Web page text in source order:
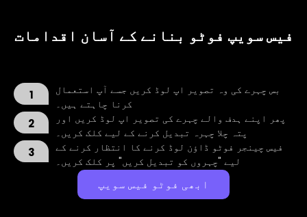
فیس سویپ فوٹو بنانے کے آسان اقدامات
1
بس چہرے کی وہ تصویر اپ لوڈ کریں جسے آپ استعمال
کرنا چاہتے ہیں۔
2
پھر اپنے ہدف والے چہرے کی تصویر اپ لوڈ کریں اور
پتہ چلا چہرہ تبدیل کرنے کے لیے کلک کریں۔
3
فیس چینجر فوٹو ڈاؤن لوڈ کرنے کا انتظار کرنے کے
لیے "چہروں کو تبدیل کریں" پر کلک کریں۔
ابھی فوٹو فیس سویپ